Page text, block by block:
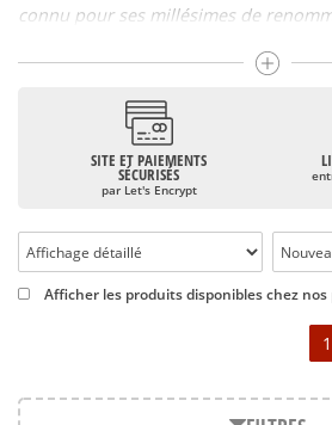
connu pour ses millésimes de
telles que le Médoc, le Graves ou le
nombreux grands crus dont les vins de
(Cheval Blanc
bien encore (Pauillacpar exemple
) ont bâti la réputation des
des appellations régionales telles
Le Bordeaux supérieur, a d’ailleurs,
composer du raisin de vignes âgées.
Bien que cela ne soit pas la seule
conditions climatiques et de diversité
SITE ET PAIEMENTS
SÉCURISÉS
par Let's Encrypt
Afficher les produits disponibles chez
1